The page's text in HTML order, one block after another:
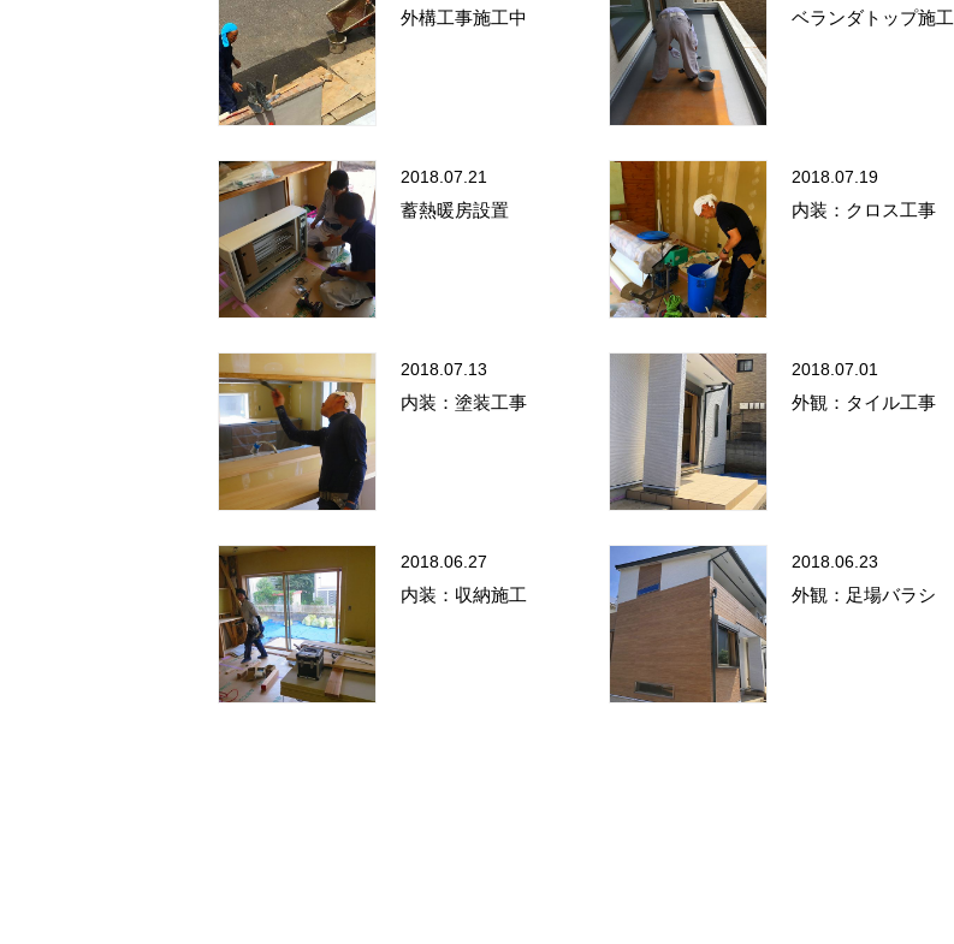
外構工事施工中 ベランダトップ施工
2018.07.21
蓄熱暖房設置
2018.07.19
内装：クロス工事
2018.07.13
内装：塗装工事
2018.07.01
外観：タイル工事
2018.06.27
内装：収納施工
2018.06.23
外観：足場バラシ